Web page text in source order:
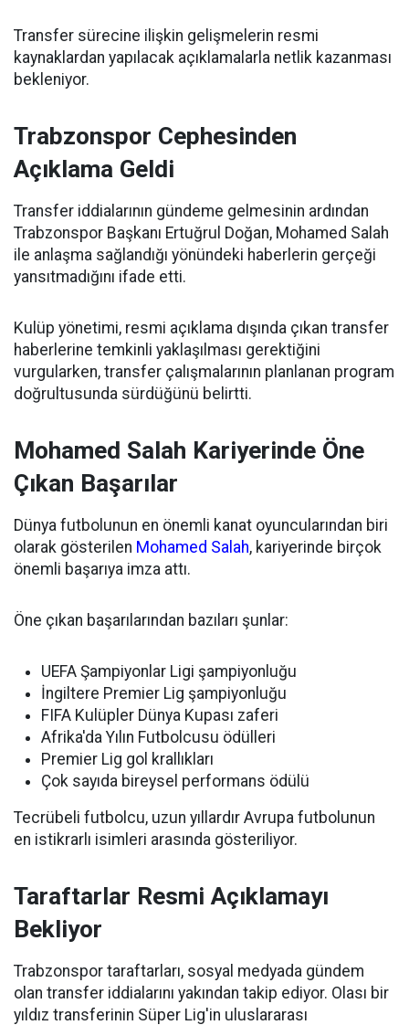
Transfer sürecine ilişkin gelişmelerin resmi
kaynaklardan yapılacak açıklamalarla netlik kazanması
bekleniyor.
Trabzonspor Cephesinden
Açıklama Geldi
Transfer iddialarının gündeme gelmesinin ardından
Trabzonspor Başkanı Ertuğrul Doğan, Mohamed Salah
ile anlaşma sağlandığı yönündeki haberlerin gerçeği
yansıtmadığını ifade etti.
Kulüp yönetimi, resmi açıklama dışında çıkan transfer
haberlerine temkinli yaklaşılması gerektiğini
vurgularken, transfer çalışmalarının planlanan program
doğrultusunda sürdüğünü belirtti.
Mohamed Salah Kariyerinde Öne
Çıkan Başarılar
Dünya futbolunun en önemli kanat oyuncularından biri
olarak gösterilen Mohamed Salah, kariyerinde birçok
önemli başarıya imza attı.
Öne çıkan başarılarından bazıları şunlar:
UEFA Şampiyonlar Ligi şampiyonluğu
İngiltere Premier Lig şampiyonluğu
FIFA Kulüpler Dünya Kupası zaferi
Afrika'da Yılın Futbolcusu ödülleri
Premier Lig gol krallıkları
Çok sayıda bireysel performans ödülü
Tecrübeli futbolcu, uzun yıllardır Avrupa futbolunun
en istikrarlı isimleri arasında gösteriliyor.
Taraftarlar Resmi Açıklamayı
Bekliyor
Trabzonspor taraftarları, sosyal medyada gündem
olan transfer iddialarını yakından takip ediyor. Olası bir
yıldız transferinin Süper Lig'in uluslararası